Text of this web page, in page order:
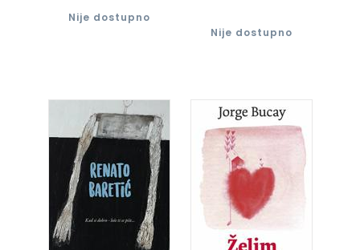
Nije dostupno
Nije dostupno